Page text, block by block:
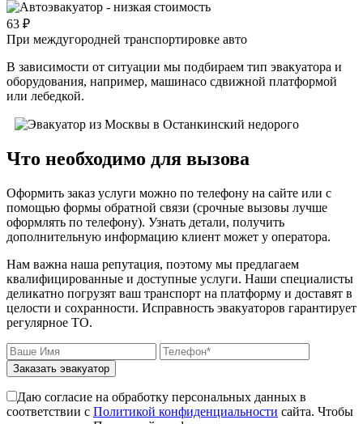
63 ₽
При междугородней транспортировке авто
В зависимости от ситуации мы подбираем тип эвакуатора и
оборудования, например, машинасо сдвижной платформой
или лебедкой.
Что необходимо для вызова
Оформить заказ услуги можно по телефону на сайте или с
помощью формы обратной связи (срочные вызовы лучше
оформлять по телефону). Узнать детали, получить
дополнительную информацию клиент может у оператора.
Нам важна наша репутация, поэтому мы предлагаем
квалифицированные и доступные услуги. Наши специалисты
деликатно погрузят ваш транспорт на платформу и доставят в
целости и сохранности. Исправность эвакуаторов гарантирует
регулярное ТО.
Заказать эвакуатор
Даю согласие на обработку персональных данных в
соответствии с Политикой конфиденциальности сайта. Чтобы